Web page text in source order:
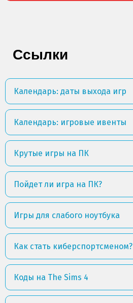
Ссылки
Календарь: даты выхода игр
Календарь: игровые ивенты
Крутые игры на ПК
Пойдет ли игра на ПК?
Игры для слабого ноутбука
Как стать киберспортсменом?
Коды на The Sims 4